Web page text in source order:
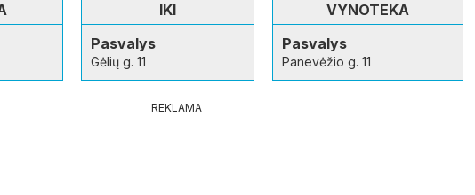
IKI
Pasvalys
Gėlių g. 11
VYNOTEKA
Pasvalys
Panevėžio g. 11
REKLAMA